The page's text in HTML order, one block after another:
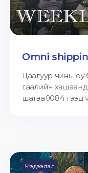
Omni
Цаагуур чинь
гаалийн
шатав0084 гээд
Мэдээлэл